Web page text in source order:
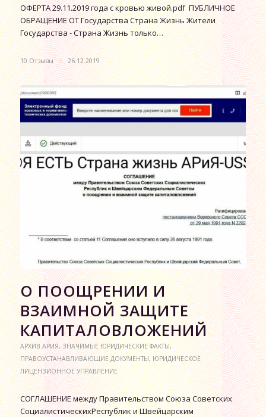
ОФЕРТА 29.11.2019 года с кровью живой.pdf ПУБЛИЧНОЕ
ОБРАЩЕНИЕ ОТ Государства Страна Жизнь Жители
Государства - Страна Жизнь только…
10 Отзывы / 26.12.2019
О ПООЩРЕНИИ И
ВЗАИМНОЙ ЗАЩИТЕ
КАПИТАЛОВЛОЖЕНИЙ
АРХИВ АРИЯ,ЗНАЧИМЫЕ ЮРИДИЧЕСКИЕ ФАКТЫ,
ПРАВОУСТАНАВЛИВАЮЩИЕ ДОКУМЕНТЫ,ЮРИДИЧЕСКОЕ
ЛИЦЕНЗИОННОЕ УПРАВЛЕНИЕ
СОГЛАШЕНИЕ между Правительством Союза Советских
СоциалистическихРеспублик и Швейцарским